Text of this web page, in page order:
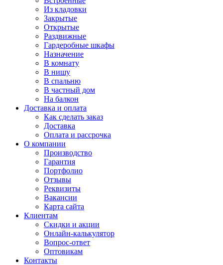
Из кладовки
Закрытые
Открытые
Раздвижные
Гардеробные шкафы
Назначение
В комнату
В нишу
В спальню
В частный дом
На балкон
Доставка и оплата
Как сделать заказ
Доставка
Оплата и рассрочка
О компании
Производство
Гарантия
Портфолио
Отзывы
Реквизиты
Вакансии
Карта сайта
Клиентам
Скидки и акции
Онлайн-калькулятор
Вопрос-ответ
Оптовикам
Контакты